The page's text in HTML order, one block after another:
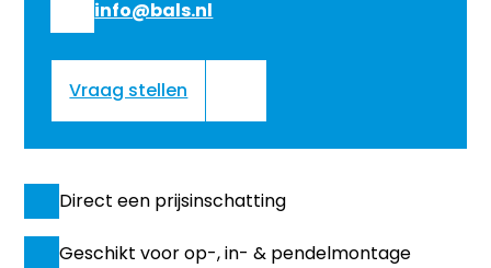
info@bals.nl
Vraag stellen
Direct een prijsinschatting
Geschikt voor op-, in- & pendelmontage